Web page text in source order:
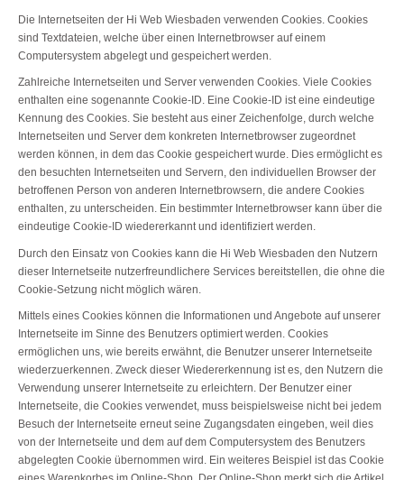
Die Internetseiten der Hi Web Wiesbaden verwenden Cookies. Cookies
sind Textdateien, welche über einen Internetbrowser auf einem
Computersystem abgelegt und gespeichert werden.
Zahlreiche Internetseiten und Server verwenden Cookies. Viele Cookies
enthalten eine sogenannte Cookie-ID. Eine Cookie-ID ist eine eindeutige
Kennung des Cookies. Sie besteht aus einer Zeichenfolge, durch welche
Internetseiten und Server dem konkreten Internetbrowser zugeordnet
werden können, in dem das Cookie gespeichert wurde. Dies ermöglicht es
den besuchten Internetseiten und Servern, den individuellen Browser der
betroffenen Person von anderen Internetbrowsern, die andere Cookies
enthalten, zu unterscheiden. Ein bestimmter Internetbrowser kann über die
eindeutige Cookie-ID wiedererkannt und identifiziert werden.
Durch den Einsatz von Cookies kann die Hi Web Wiesbaden den Nutzern
dieser Internetseite nutzerfreundlichere Services bereitstellen, die ohne die
Cookie-Setzung nicht möglich wären.
Mittels eines Cookies können die Informationen und Angebote auf unserer
Internetseite im Sinne des Benutzers optimiert werden. Cookies
ermöglichen uns, wie bereits erwähnt, die Benutzer unserer Internetseite
wiederzuerkennen. Zweck dieser Wiedererkennung ist es, den Nutzern die
Verwendung unserer Internetseite zu erleichtern. Der Benutzer einer
Internetseite, die Cookies verwendet, muss beispielsweise nicht bei jedem
Besuch der Internetseite erneut seine Zugangsdaten eingeben, weil dies
von der Internetseite und dem auf dem Computersystem des Benutzers
abgelegten Cookie übernommen wird. Ein weiteres Beispiel ist das Cookie